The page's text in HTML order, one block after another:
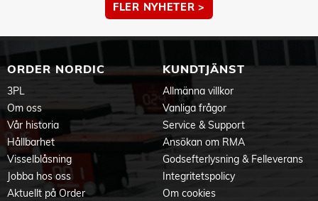
FLER NYHETER >
ORDER NORDIC
3PL
Om oss
Vår historia
Hållbarhet
Visselblåsning
Jobba hos oss
Aktuellt på Order
KUNDTJÄNST
Allmänna villkor
Vanliga frågor
Service & Support
Ansökan om RMA
Godsefterlysning & Felleverans
Integritetspolicy
Om cookies